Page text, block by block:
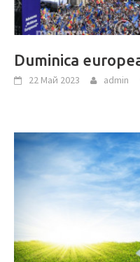
Duminica
22 Май 2023 admin